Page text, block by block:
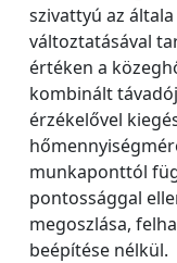
szivattyú az
változtatásával
értéken a
kombinált
érzékelővel
munkaponttól
pontossággal
megoszlása,
beépítése nélkül.